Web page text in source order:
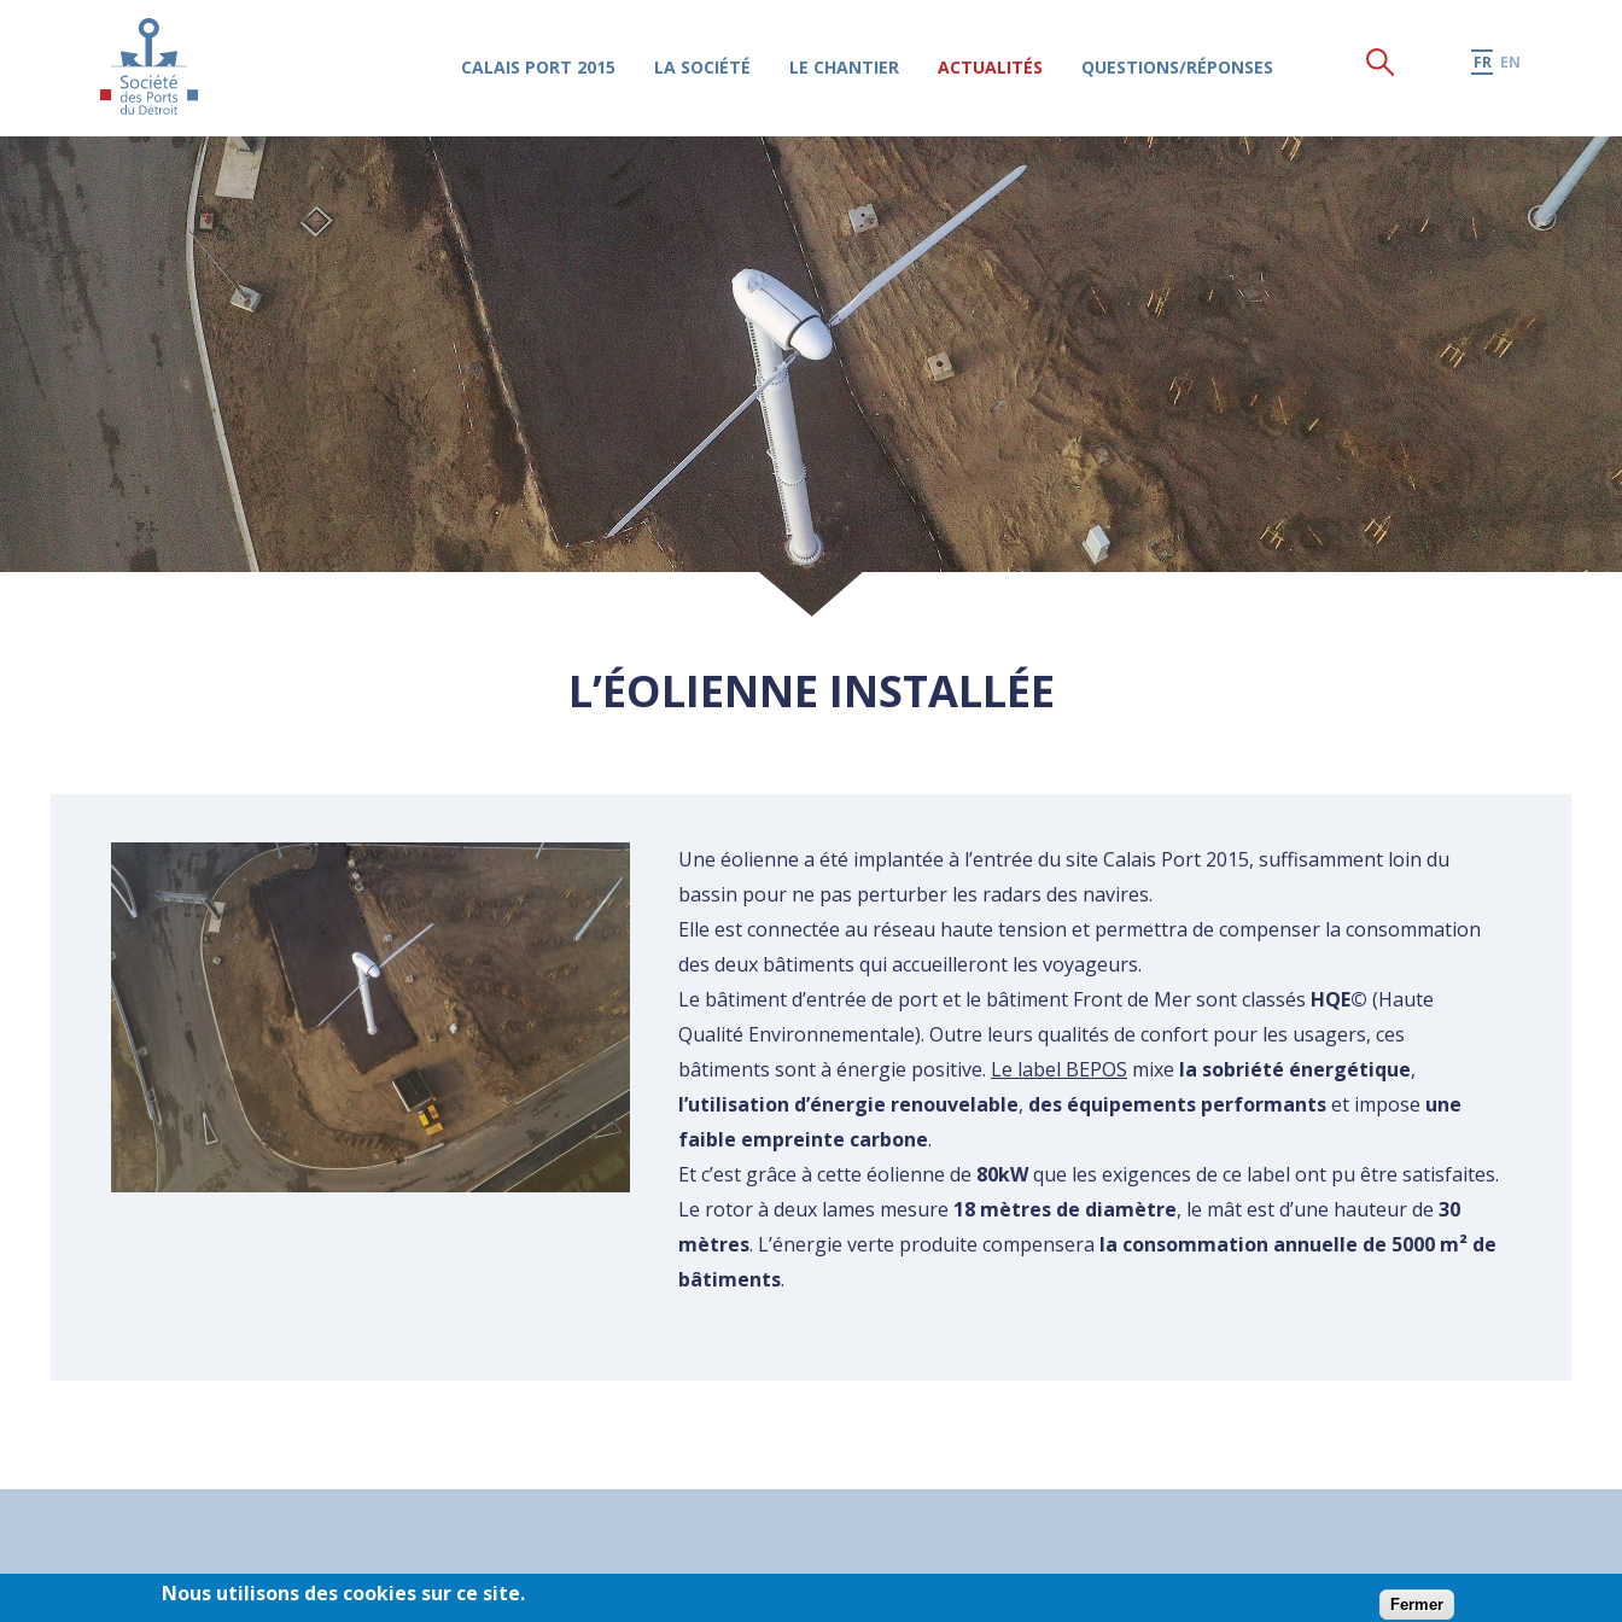
Aller au contenu principal
CALAIS PORT 2015 LA SOCIÉTÉ LE CHANTIER ACTUALITÉS QUESTIONS/RÉPONSES FR EN
L’ÉOLIENNE INSTALLÉE
Une éolienne a été implantée à l’entrée du site Calais Port 2015, suffisamment loin du
bassin pour ne pas perturber les radars des navires.
Elle est connectée au réseau haute tension et permettra de compenser la consommation
des deux bâtiments qui accueilleront les voyageurs.
Le bâtiment d’entrée de port et le bâtiment Front de Mer sont classés HQE© (Haute
Qualité Environnementale). Outre leurs qualités de confort pour les usagers, ces
bâtiments sont à énergie positive. Le label BEPOS mixe la sobriété énergétique,
l’utilisation d’énergie renouvelable, des équipements performantset impose une
faible empreinte carbone.
Et c’est grâce à cette éolienne de 80kWque les exigences de ce label ont pu être satisfaites.
Le rotor à deux lames mesure 18 mètres de diamètre, le mât est d’une hauteur de 30
mètres. L’énergie verte produite compensera la consommation annuelle de 5000 m² de
bâtiments.
PLAN DU SITE MENTIONS LÉGALES PARTENAIRES HISTORIQUES Restez informé(e)
Nous utilisons des cookies sur ce site. Fermer